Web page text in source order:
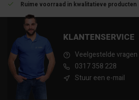
Ruime voorraad in kwalitatieve producten
KLANTENSERVICE
Veelgestelde vragen
0317 358 228
Stuur een e-mail